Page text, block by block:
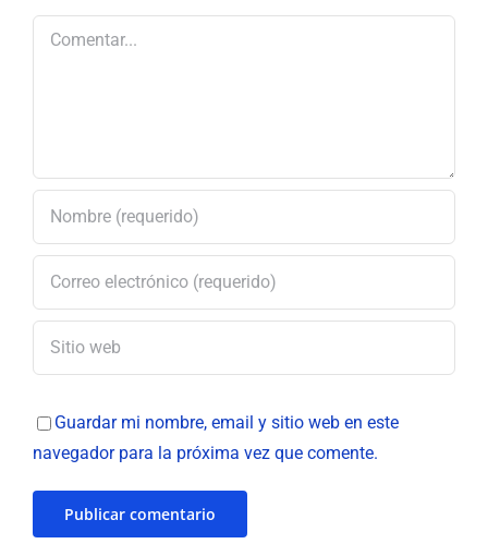
Comentar
Guardar mi nombre, email y sitio web en este
navegador para la próxima vez que comente.